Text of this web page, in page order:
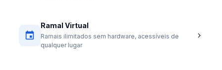
Ramal Virtual
Ramais ilimitados sem hardware, acessíveis de
qualquer lugar